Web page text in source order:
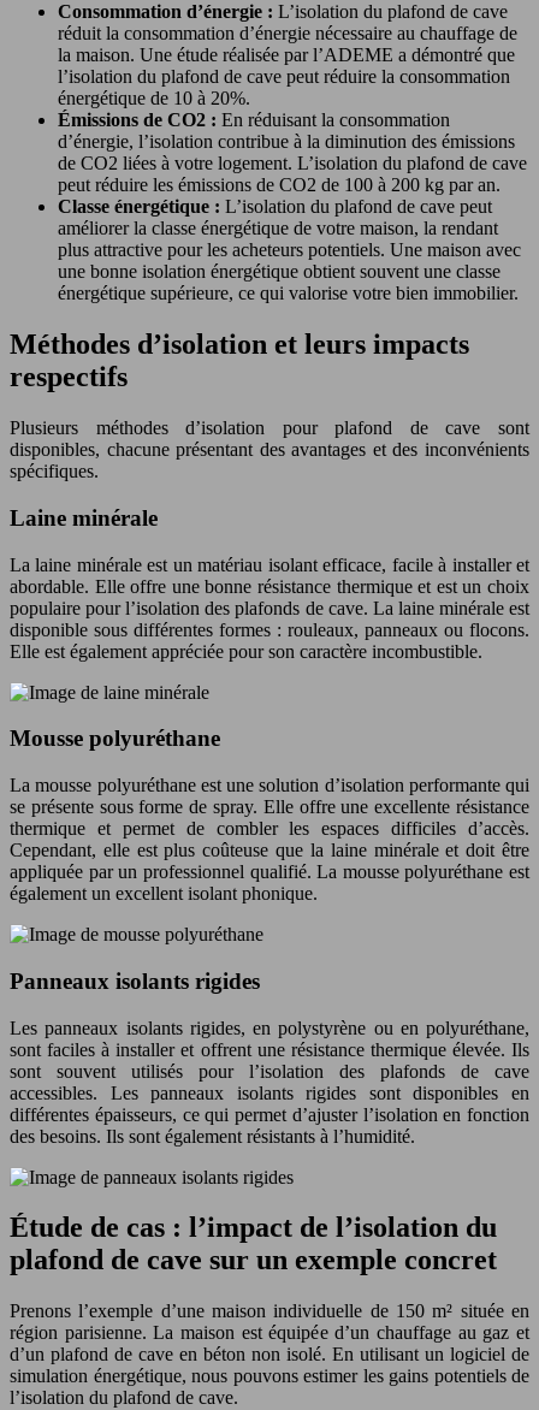
Consommation d’énergie : L’isolation du plafond de cave
réduit la consommation d’énergie nécessaire au chauffage de
la maison. Une étude réalisée par l’ADEME a démontré que
l’isolation du plafond de cave peut réduire la consommation
énergétique de 10 à 20%.
Émissions de CO2 : En réduisant la consommation
d’énergie, l’isolation contribue à la diminution des émissions
de CO2 liées à votre logement. L’isolation du plafond de cave
peut réduire les émissions de CO2 de 100 à 200 kg par an.
Classe énergétique : L’isolation du plafond de cave peut
améliorer la classe énergétique de votre maison, la rendant
plus attractive pour les acheteurs potentiels. Une maison avec
une bonne isolation énergétique obtient souvent une classe
énergétique supérieure, ce qui valorise votre bien immobilier.
Méthodes d’isolation et leurs impacts
respectifs
Plusieurs méthodes d’isolation pour plafond de cave sont
disponibles, chacune présentant des avantages et des inconvénients
spécifiques.
Laine minérale
La laine minérale est un matériau isolant efficace, facile à installer et
abordable. Elle offre une bonne résistance thermique et est un choix
populaire pour l’isolation des plafonds de cave. La laine minérale est
disponible sous différentes formes : rouleaux, panneaux ou flocons.
Elle est également appréciée pour son caractère incombustible.
Mousse polyuréthane
La mousse polyuréthane est une solution d’isolation performante qui
se présente sous forme de spray. Elle offre une excellente résistance
thermique et permet de combler les espaces difficiles d’accès.
Cependant, elle est plus coûteuse que la laine minérale et doit être
appliquée par un professionnel qualifié. La mousse polyuréthane est
également un excellent isolant phonique.
Panneaux isolants rigides
Les panneaux isolants rigides, en polystyrène ou en polyuréthane,
sont faciles à installer et offrent une résistance thermique élevée. Ils
sont souvent utilisés pour l’isolation des plafonds de cave
accessibles. Les panneaux isolants rigides sont disponibles en
différentes épaisseurs, ce qui permet d’ajuster l’isolation en fonction
des besoins. Ils sont également résistants à l’humidité.
Étude de cas : l’impact de l’isolation du
plafond de cave sur un exemple concret
Prenons l’exemple d’une maison individuelle de 150 m² située en
région parisienne. La maison est équipée d’un chauffage au gaz et
d’un plafond de cave en béton non isolé. En utilisant un logiciel de
simulation énergétique, nous pouvons estimer les gains potentiels de
l’isolation du plafond de cave.